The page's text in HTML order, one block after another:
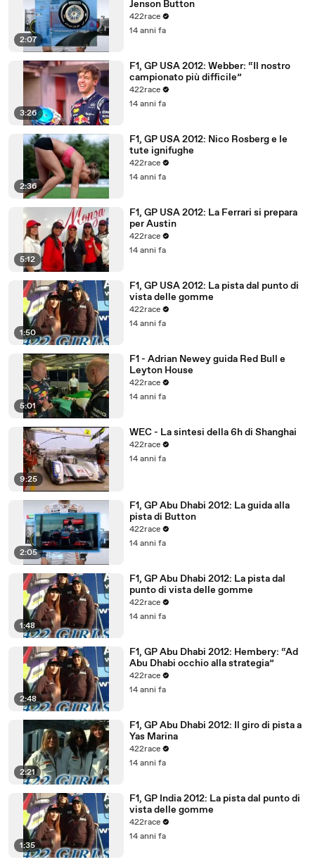
2:07
Jenson Button
422race
14 anni fa
3:26
F1, GP USA 2012: Webber: “Il nostro
campionato più difficile”
422race
14 anni fa
2:36
F1, GP USA 2012: Nico Rosberg e le
tute ignifughe
422race
14 anni fa
5:12
F1, GP USA 2012: La Ferrari si prepara
per Austin
422race
14 anni fa
1:50
F1, GP USA 2012: La pista dal punto di
vista delle gomme
422race
14 anni fa
5:01
F1 - Adrian Newey guida Red Bull e
Leyton House
422race
14 anni fa
9:25
WEC - La sintesi della 6h di Shanghai
422race
14 anni fa
2:05
F1, GP Abu Dhabi 2012: La guida alla
pista di Button
422race
14 anni fa
1:48
F1, GP Abu Dhabi 2012: La pista dal
punto di vista delle gomme
422race
14 anni fa
2:48
F1, GP Abu Dhabi 2012: Hembery: “Ad
Abu Dhabi occhio alla strategia”
422race
14 anni fa
2:21
F1, GP Abu Dhabi 2012: Il giro di pista a
Yas Marina
422race
14 anni fa
1:35
F1, GP India 2012: La pista dal punto di
vista delle gomme
422race
14 anni fa